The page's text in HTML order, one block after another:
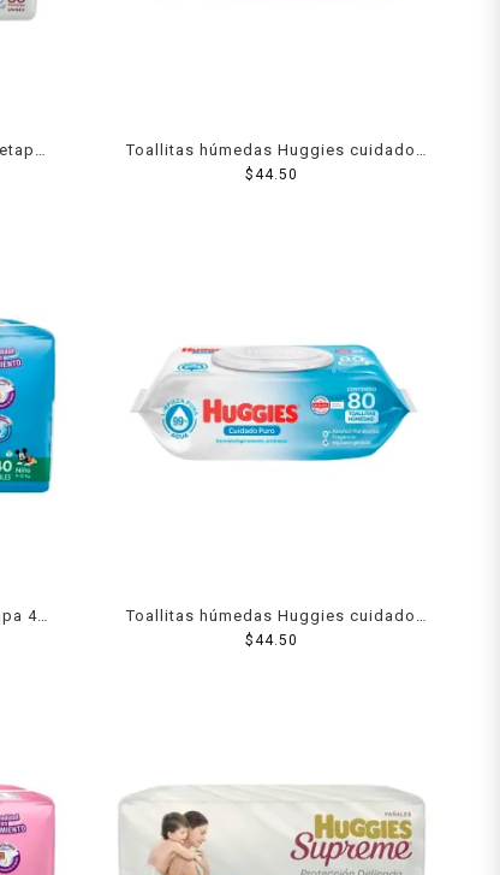
Toallitas húmedas Huggies cuidado
relajante 80 pzas
$44.50
4
Toallitas húmedas Huggies cuidado
puro 80 pzas
$44.50